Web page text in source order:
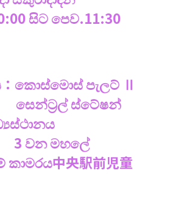
සිට පෙව.11:30
කොස්මොස් පැලට් Ⅱ
ස්ටේෂන්
මහලේ
中央駅前児童